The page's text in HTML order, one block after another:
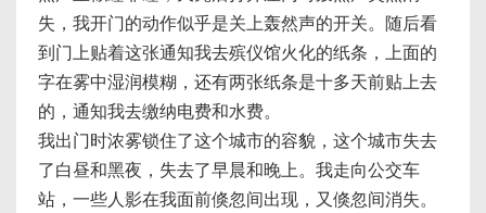
失，我开门的动作似乎是关上轰然声的开关。随后看
到门上贴着这张通知我去殡仪馆火化的纸条，上面的
字在雾中湿润模糊，还有两张纸条是十多天前贴上去
的，通知我去缴纳电费和水费。
我出门时浓雾锁住了这个城市的容貌，这个城市失去
了白昼和黑夜，失去了早晨和晚上。我走向公交车
站，一些人影在我面前倏忽间出现，又倏忽间消失。